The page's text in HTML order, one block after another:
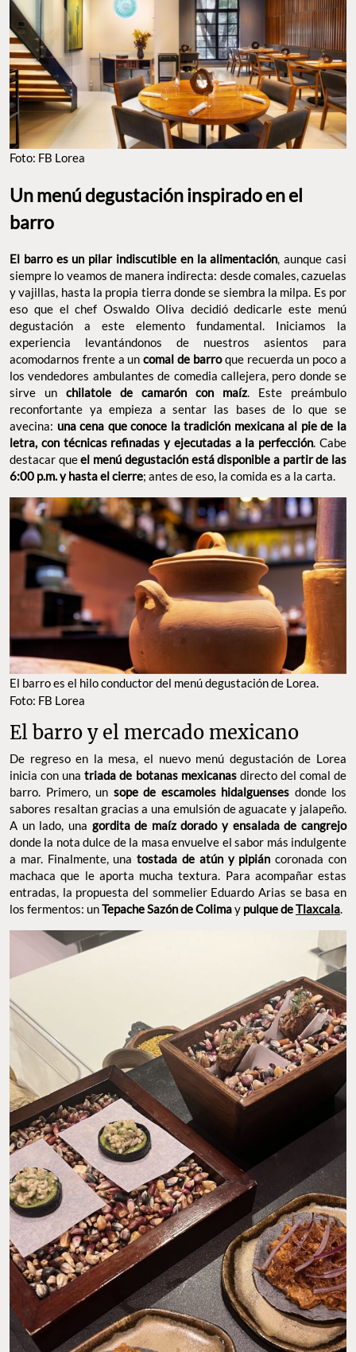
Foto: FB Lorea
Un menú degustación inspirado en el
barro
El barro es un pilar indiscutible en la alimentación, aunque casi
siempre lo veamos de manera indirecta: desde comales, cazuelas
y vajillas, hasta la propia tierra donde se siembra la milpa. Es por
eso que el chef Oswaldo Oliva decidió dedicarle este menú
degustación a este elemento fundamental. Iniciamos la
experiencia levantándonos de nuestros asientos para
acomodarnos frente a uncomal de barroque recuerda un poco a
los vendedores ambulantes de comedia callejera, pero donde se
sirve un chilatole de camarón con maíz. Este preámbulo
reconfortante ya empieza a sentar las bases de lo que se
avecina: una cena que conoce la tradición mexicana al pie de la
letra, con técnicas refinadas y ejecutadas a la perfección. Cabe
destacar queel menú degustación está disponible a partir de las
6:00 p.m. y hasta el cierre; antes de eso, la comida es a la carta.
El barro es el hilo conductor del menú degustación de Lorea.
Foto: FB Lorea
El barro y el mercado mexicano
De regreso en la mesa, el nuevo menú degustación de Lorea
inicia con unatriada de botanas mexicanasdirecto del comal de
barro. Primero, un sope de escamoles hidalguenses donde los
sabores resaltan gracias a una emulsión de aguacate y jalapeño.
A un lado, una gordita de maíz dorado y ensalada de cangrejo
donde la nota dulce de la masa envuelve el sabor más indulgente
a mar. Finalmente, una tostada de atún y pipiáncoronada con
machaca que le aporta mucha textura. Para acompañar estas
entradas, la propuesta del sommelier Eduardo Arias se basa en
los fermentos: unTepache Sazón de Colimay pulque deTlaxcala.